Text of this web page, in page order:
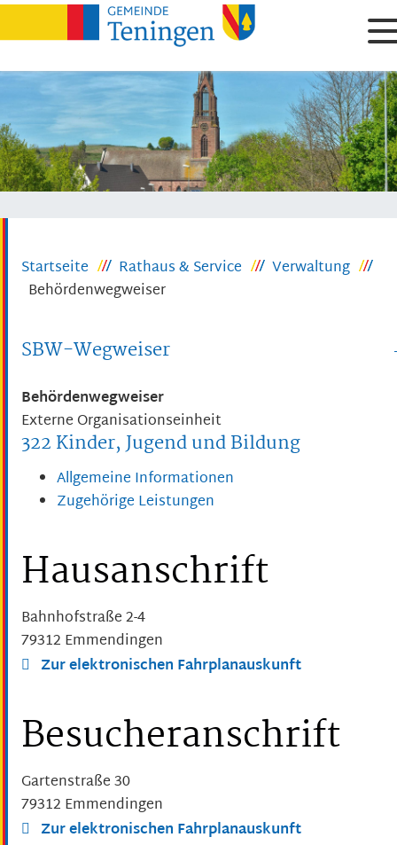
Startseite Rathaus & Service
Verwaltung
Behördenwegweiser
SBW-Wegweiser
Behördenwegweiser
Externe Organisationseinheit
322 Kinder, Jugend und Bildung
Allgemeine Informationen
Zugehörige Leistungen
Hausanschrift
Bahnhofstraße 2-4
79312 Emmendingen
Zur elektronischen Fahrplanauskunft
Besucheranschrift
Gartenstraße 30
79312 Emmendingen
Zur elektronischen Fahrplanauskunft